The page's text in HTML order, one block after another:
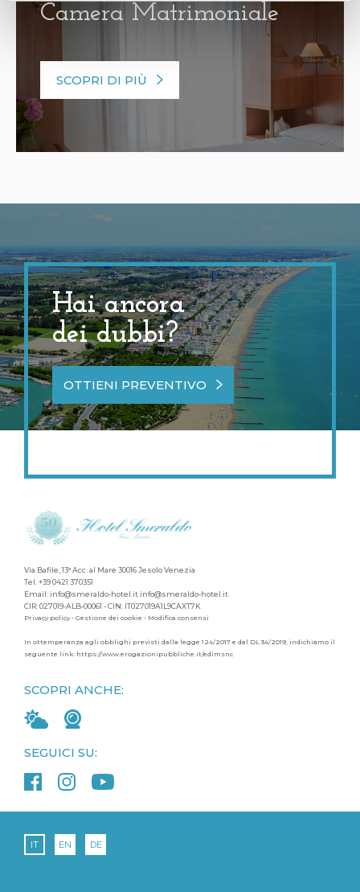
Camera Matrimoniale
SCOPRI DI PIÙ
Hai ancora
dei dubbi?
OTTIENI PREVENTIVO
Via Bafile, 13° Acc. al Mare 30016 Jesolo Venezia
Tel. +39 0421 370351
Email: info@smeraldo-hotel.it info@smeraldo-hotel.it
CIR: 027019-ALB-00061 - CIN: IT027019A1L9CAXT7K
Privacy policy- Gestione dei cookie - Modifica consensi
In ottemperanza agli obblighi previsti dalla legge 124/2017 e dal DL 34/2019, indichiamo il
seguente link: https://www.erogazionipubbliche.it/edimsnc
SEGUICI SU:
SCOPRI ANCHE:
IT EN DE